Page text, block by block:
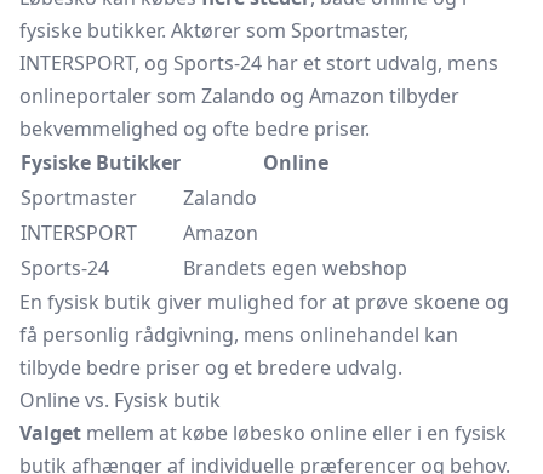
fysiske butikker. Aktører som Sportmaster,
INTERSPORT, og Sports-24 har et stort udvalg, mens
onlineportaler som Zalando og Amazon tilbyder
bekvemmelighed og ofte bedre priser.
Fysiske Butikker
Online
Sportmaster
Zalando
INTERSPORT
Amazon
Sports-24
Brandets egen webshop
En fysisk butik giver mulighed for at prøve skoene og
få personlig rådgivning, mens onlinehandel kan
tilbyde bedre priser og et bredere udvalg.
Online vs. Fysisk butik
Valget mellem at købe løbesko online eller i en fysisk
butik afhænger af individuelle præferencer og behov.